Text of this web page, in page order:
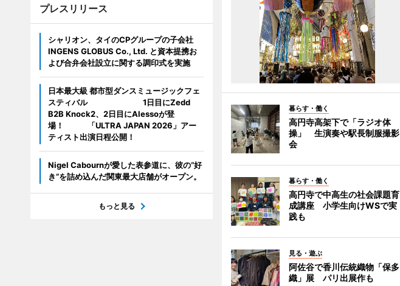
暮らす・働く
高円寺高架下で「ラジオ体
操」 生演奏や駅長制服撮影
会
暮らす・働く
高円寺で中高生の社会課題育
成講座 小学生向けWSで実
践も
見る・遊ぶ
阿佐谷で香川伝統織物「保多
織」展 パリ出展作も
プレスリリース
シャリオン、タイのCPグループの子会社
INGENS GLOBUS Co., Ltd. と資本提携お
よび合弁会社設立に関する調印式を実施
日本最大級 都市型ダンスミュージックフェ
スティバル 1日目にZedd
B2B Knock2、2日目にAlessoが登
場！ 「ULTRA JAPAN 2026」アー
ティスト出演日程公開！
Nigel Cabournが愛した表参道に、彼の“好
き”を詰め込んだ関東最大店舗がオープン。
もっと見る